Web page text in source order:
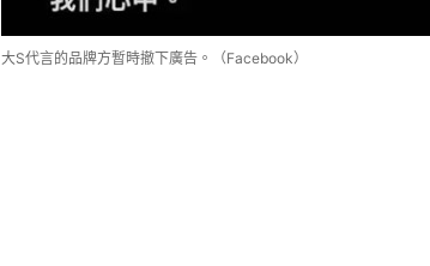
大S代言的品牌方暫時撤下廣告。（Facebook）